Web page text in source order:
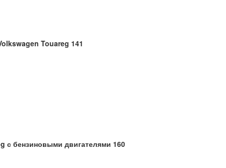
Touareg 141
с бензиновыми двигателями 160